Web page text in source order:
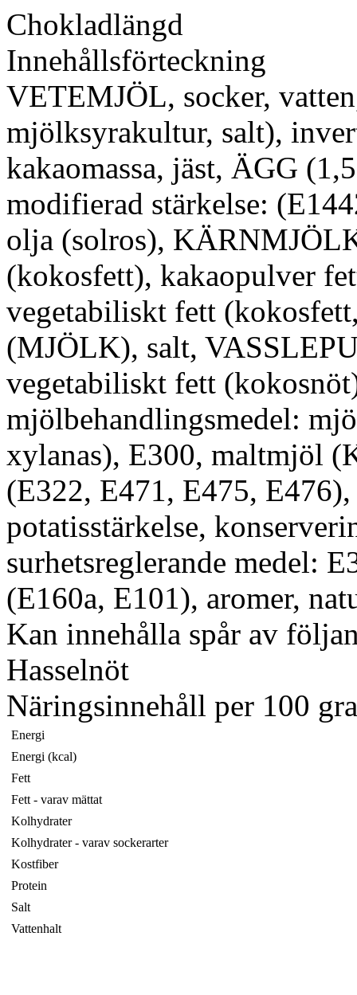
Chokladlängd
Innehållsförteckning
VETEMJÖL, socker,
mjölksyrakultur, salt),
kakaomassa, jäst, ÄGG
modifierad stärkelse:
olja (solros),
(kokosfett), kakaopulver
vegetabiliskt fett
(MJÖLK), salt,
vegetabiliskt fett
mjölbehandlingsmedel:
xylanas), E300, maltmjöl
(E322, E471, E475,
potatisstärkelse,
surhetsreglerande medel:
(E160a, E101), aromer,
Kan innehålla spår av
Hasselnöt
Näringsinnehåll per 100
Energi
Energi (kcal)
Fett
Fett - varav mättat
Kolhydrater
Kolhydrater - varav sockerarter
Kostfiber
Protein
Salt
Vattenhalt